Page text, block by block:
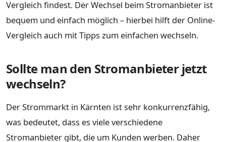
Vergleich findest. Der Wechsel beim Stromanbieter ist
bequem und einfach möglich – hierbei hilft der Online-
Vergleich auch mit Tipps zum einfachen wechseln.
Sollte man den Stromanbieter jetzt
wechseln?
Der Strommarkt in Kärnten ist sehr konkurrenzfähig,
was bedeutet, dass es viele verschiedene
Stromanbieter gibt, die um Kunden werben. Daher